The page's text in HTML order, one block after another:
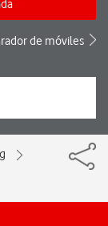
de móviles